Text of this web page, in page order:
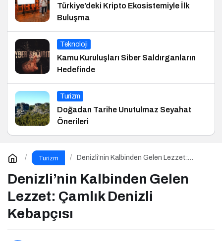
Türkiye’deki Kripto Ekosistemiyle İlk
Buluşma
Teknoloji
Kamu Kuruluşları Siber Saldırganların
Hedefinde
Turizm
Doğadan Tarihe Unutulmaz Seyahat
Önerileri
Turizm
Denizli’nin Kalbinden Gelen Lezzet:
Denizli’nin Kalbinden Gelen
Lezzet: Çamlık Denizli
Kebapçısı